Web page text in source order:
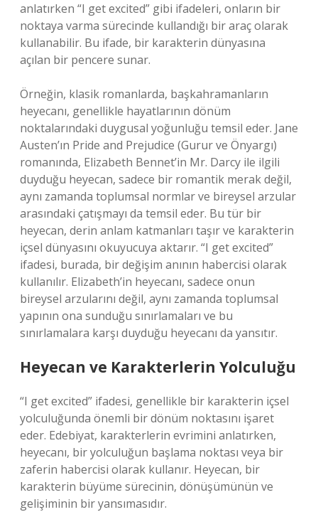
anlatırken “I get excited” gibi ifadeleri, onların bir
noktaya varma sürecinde kullandığı bir araç olarak
kullanabilir. Bu ifade, bir karakterin dünyasına
açılan bir pencere sunar.
Örneğin, klasik romanlarda, başkahramanların
heyecanı, genellikle hayatlarının dönüm
noktalarındaki duygusal yoğunluğu temsil eder. Jane
Austen’ın Pride and Prejudice (Gurur ve Önyargı)
romanında, Elizabeth Bennet’in Mr. Darcy ile ilgili
duyduğu heyecan, sadece bir romantik merak değil,
aynı zamanda toplumsal normlar ve bireysel arzular
arasındaki çatışmayı da temsil eder. Bu tür bir
heyecan, derin anlam katmanları taşır ve karakterin
içsel dünyasını okuyucuya aktarır. “I get excited”
ifadesi, burada, bir değişim anının habercisi olarak
kullanılır. Elizabeth’in heyecanı, sadece onun
bireysel arzularını değil, aynı zamanda toplumsal
yapının ona sunduğu sınırlamaları ve bu
sınırlamalara karşı duyduğu heyecanı da yansıtır.
Heyecan ve Karakterlerin Yolculuğu
“I get excited” ifadesi, genellikle bir karakterin içsel
yolculuğunda önemli bir dönüm noktasını işaret
eder. Edebiyat, karakterlerin evrimini anlatırken,
heyecanı, bir yolculuğun başlama noktası veya bir
zaferin habercisi olarak kullanır. Heyecan, bir
karakterin büyüme sürecinin, dönüşümünün ve
gelişiminin bir yansımasıdır.